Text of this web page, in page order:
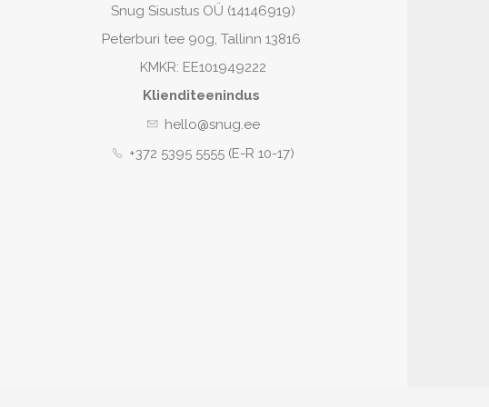
Snug Sisustus OÜ (14146919)
Peterburi tee 90g, Tallinn 13816
KMKR: EE101949222
Klienditeenindus
hello@snug.ee
+372 5395 5555 (E-R 10-17)